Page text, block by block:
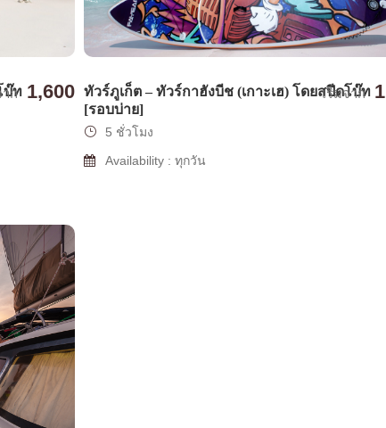
บ๊ท
าก 1,600 ทัวร์ภูเก็ต – ทัวร์กาฮังบีช (เกาะเฮ) โดยสปีดโบ๊ท
[รอบบ่าย]
เริ่มจาก
5 ชั่วโมง
Availability : ทุกวัน